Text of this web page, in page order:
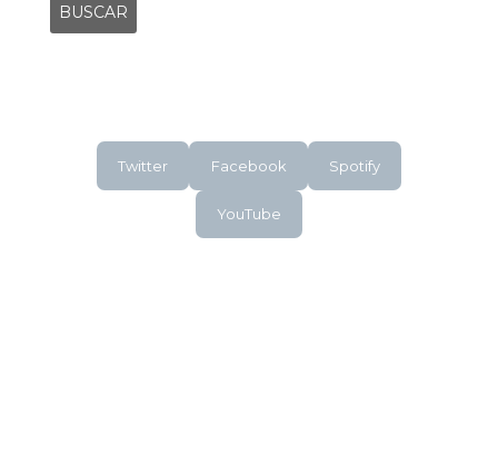
Twitter Facebook Spotify
YouTube